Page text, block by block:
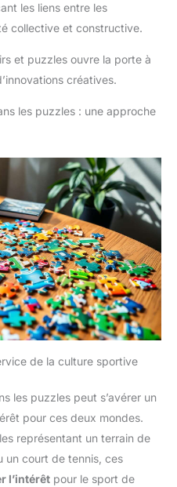
les liens entre les
collective et constructive.
et puzzles ouvre la porte à
créatives.
les puzzles : une approche
de la culture sportive
les puzzles peut s’avérer un
pour ces deux mondes.
représentant un terrain de
un court de tennis, ces
l’intérêt pour le sport de